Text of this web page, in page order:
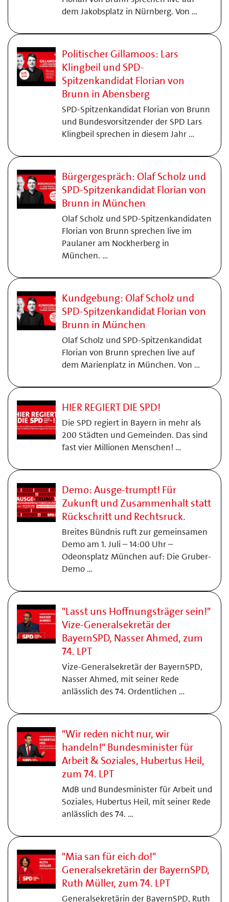
dem Jakobsplatz in Nürnberg. Von …
Politischer Gillamoos: Lars
Klingbeil und SPD-
Spitzenkandidat Florian von
Brunn in Abensberg
SPD-Spitzenkandidat Florian von Brunn
und Bundesvorsitzender der SPD Lars
Klingbeil sprechen in diesem Jahr …
Bürgergespräch: Olaf Scholz und
SPD-Spitzenkandidat Florian von
Brunn in München
Olaf Scholz und SPD-Spitzenkandidaten
Florian von Brunn sprechen live im
Paulaner am Nockherberg in
München. …
Kundgebung: Olaf Scholz und
SPD-Spitzenkandidat Florian von
Brunn in München
Olaf Scholz und SPD-Spitzenkandidat
Florian von Brunn sprechen live auf
dem Marienplatz in München. Von …
HIER REGIERT DIE SPD!
Die SPD regiert in Bayern in mehr als
200 Städten und Gemeinden. Das sind
fast vier Millionen Menschen! …
Demo: Ausge-trumpt! Für
Zukunft und Zusammenhalt statt
Rückschritt und Rechtsruck.
Breites Bündnis ruft zur gemeinsamen
Demo am 1. Juli – 14:00 Uhr –
Odeonsplatz München auf: Die Gruber-
Demo …
"Lasst uns Hoffnungsträger sein!"
Vize-Generalsekretär der
BayernSPD, Nasser Ahmed, zum
74. LPT
Vize-Generalsekretär der BayernSPD,
Nasser Ahmed, mit seiner Rede
anlässlich des 74. Ordentlichen …
"Wir reden nicht nur, wir
handeln!" Bundesminister für
Arbeit & Soziales, Hubertus Heil,
zum 74. LPT
MdB und Bundesminister für Arbeit und
Soziales, Hubertus Heil, mit seiner Rede
anlässlich des 74. …
"Mia san für eich do!"
Generalsekretärin der BayernSPD,
Ruth Müller, zum 74. LPT
Generalsekretärin der BayernSPD, Ruth